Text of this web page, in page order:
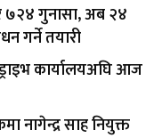
७२४ गुनासा, अब २४
गर्ने तयारी
कार्यालयअघि आज
नागेन्द्र साह नियुक्त